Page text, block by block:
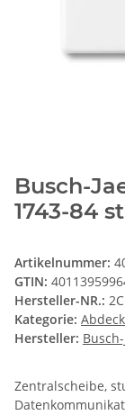
Busch-
1743-84
Artikelnummer:
GTIN:
Hersteller-NR.:
Kategorie:
Hersteller:
Zentralscheibe,